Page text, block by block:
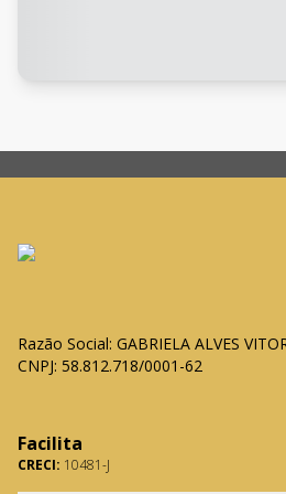
Razão Social: GABRIELA ALVES
CNPJ: 58.812.718/0001-62
Facilita
CRECI: 10481-J